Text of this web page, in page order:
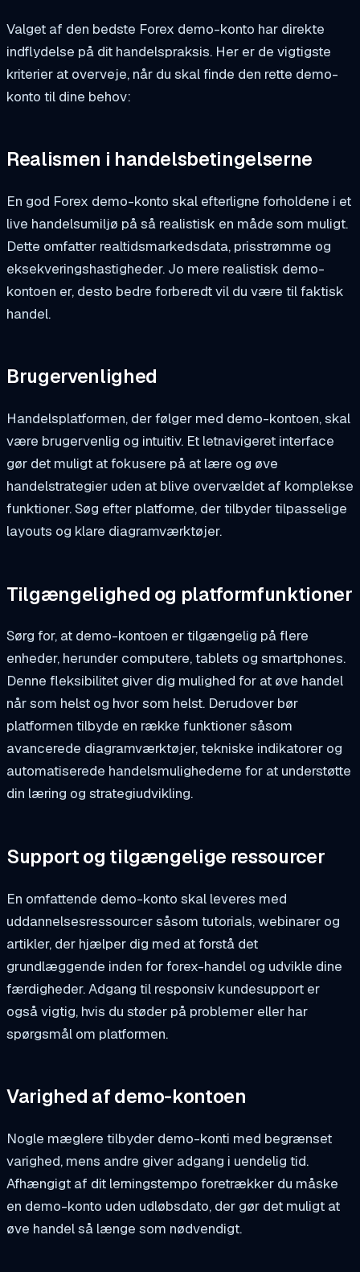
Valget af den bedste Forex demo-konto har direkte
indflydelse på dit handelspraksis. Her er de vigtigste
kriterier at overveje, når du skal finde den rette demo-
konto til dine behov:
Realismen i handelsbetingelserne
En god Forex demo-konto skal efterligne forholdene i et
live handelsumiljø på så realistisk en måde som muligt.
Dette omfatter realtidsmarkedsdata, prisstrømme og
eksekveringshastigheder. Jo mere realistisk demo-
kontoen er, desto bedre forberedt vil du være til faktisk
handel.
Brugervenlighed
Handelsplatformen, der følger med demo-kontoen, skal
være brugervenlig og intuitiv. Et letnavigeret interface
gør det muligt at fokusere på at lære og øve
handelstrategier uden at blive overvældet af komplekse
funktioner. Søg efter platforme, der tilbyder tilpasselige
layouts og klare diagramværktøjer.
Tilgængelighed og platformfunktioner
Sørg for, at demo-kontoen er tilgængelig på flere
enheder, herunder computere, tablets og smartphones.
Denne fleksibilitet giver dig mulighed for at øve handel
når som helst og hvor som helst. Derudover bør
platformen tilbyde en række funktioner såsom
avancerede diagramværktøjer, tekniske indikatorer og
automatiserede handelsmulighederne for at understøtte
din læring og strategiudvikling.
Support og tilgængelige ressourcer
En omfattende demo-konto skal leveres med
uddannelsesressourcer såsom tutorials, webinarer og
artikler, der hjælper dig med at forstå det
grundlæggende inden for forex-handel og udvikle dine
færdigheder. Adgang til responsiv kundesupport er
også vigtig, hvis du støder på problemer eller har
spørgsmål om platformen.
Varighed af demo-kontoen
Nogle mæglere tilbyder demo-konti med begrænset
varighed, mens andre giver adgang i uendelig tid.
Afhængigt af dit lerningstempo foretrækker du måske
en demo-konto uden udløbsdato, der gør det muligt at
øve handel så længe som nødvendigt.